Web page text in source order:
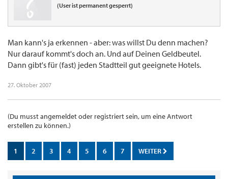
(User ist permanent gesperrt)
Man kann's ja erkennen - aber: was willst Du denn machen?
Nur darauf kommt's doch an. Und auf Deinen Geldbeutel.
Dann gibt's für (fast) jeden Stadtteil gut geeignete Hotels.
27. Oktober 2007
(Du musst angemeldet oder registriert sein, um eine Antwort
erstellen zu können.)
1 2 3 4 5 6 7 WEITER